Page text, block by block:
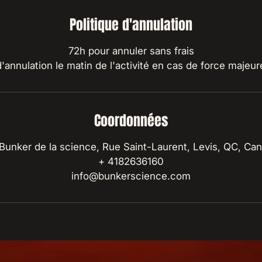
Politique d'annulation
72h pour annuler sans frais
Coordonnées
de la science, Rue Saint-Laurent, Levis, QC,
+ 4182636160
info@bunkerscience.com